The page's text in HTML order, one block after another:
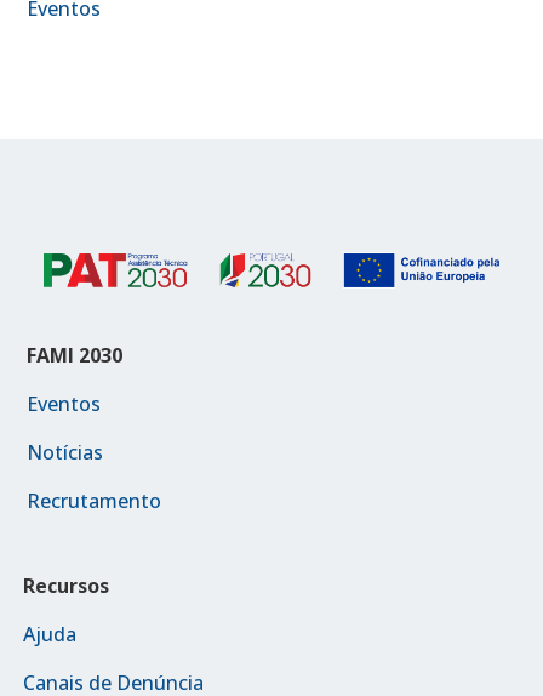
Eventos
FAMI 2030
Eventos
Notícias
Recrutamento
Recursos
Ajuda
Canais de Denúncia